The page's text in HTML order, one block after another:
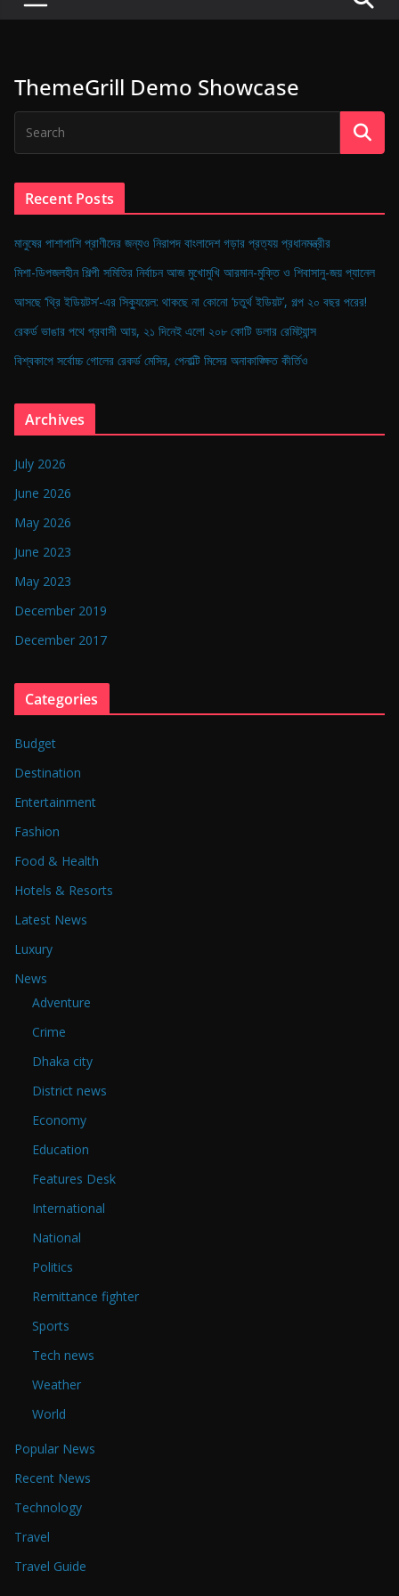
s
e
f
D
i
g
a
l
B
n
g
ThemeGrill Demo Showcase
Recent Posts
মানুষের পাশাপাশি প্রাণীদের জন্যও নিরাপদ বাংলাদেশ গড়ার প্রত্যয় প্রধানমন্ত্রীর
মিশা-ডিপজলহীন শিল্পী সমিতির নির্বাচন আজ মুখোমুখি আরমান-মুক্তি ও শিবাসানু-জয় প্যানেল
আসছে ‘থ্রি ইডিয়টস’-এর সিক্যুয়েল: থাকছে না কোনো ‘চতুর্থ ইডিয়ট’, গল্প ২০ বছর পরের!
রেকর্ড ভাঙার পথে প্রবাসী আয়, ২১ দিনেই এলো ২০৮ কোটি ডলার রেমিট্যান্স
বিশ্বকাপে সর্বোচ্চ গোলের রেকর্ড মেসির, পেনাল্টি মিসের অনাকাঙ্ক্ষিত কীর্তিও
Archives
July 2026
June 2026
May 2026
June 2023
May 2023
December 2019
December 2017
Categories
Budget
Destination
Entertainment
Fashion
Food & Health
Hotels & Resorts
Latest News
Luxury
News
Adventure
Crime
Dhaka city
District news
Economy
Education
Features Desk
International
National
Politics
Remittance fighter
Sports
Tech news
Weather
World
Popular News
Recent News
Technology
Travel
Travel Guide